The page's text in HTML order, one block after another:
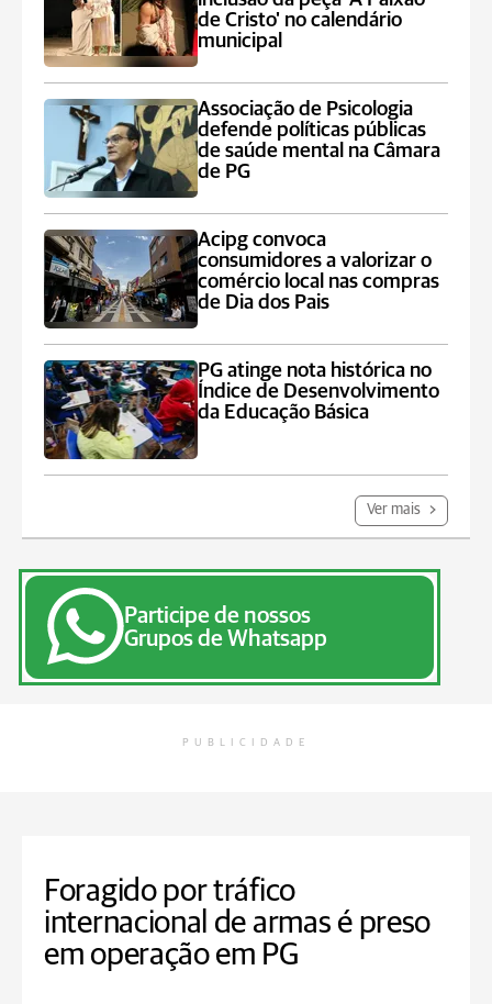
de Cristo' no calendário
municipal
Associação de Psicologia
defende políticas públicas
de saúde mental na Câmara
de PG
Acipg convoca
consumidores a valorizar o
comércio local nas compras
de Dia dos Pais
PG atinge nota histórica no
Índice de Desenvolvimento
da Educação Básica
Ver mais
Participe de nossos
Grupos de Whatsapp
PUBLICIDADE
Foragido por tráfico
internacional de armas é preso
em operação em PG